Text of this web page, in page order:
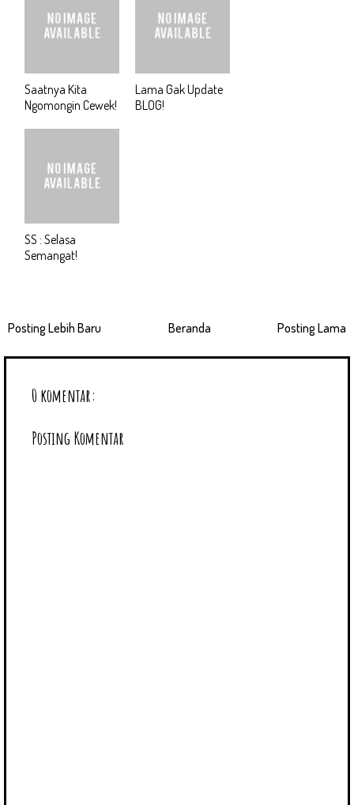
Saatnya Kita
Ngomongin Cewek!
Lama Gak Update
BLOG!
SS : Selasa
Semangat!
Posting Lebih Baru Posting Lama
Beranda
0 komentar:
Posting Komentar